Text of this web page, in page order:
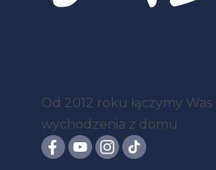
Od 2012 roku łączymy
wychodzenia z domu.